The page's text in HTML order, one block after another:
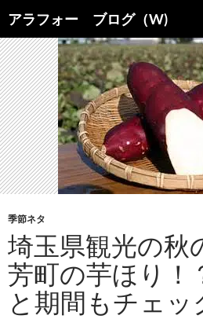
ン
テ
ン
ツ
へ
ス
キ
ッ
プ
アラフォー ブログ（W)
索
季節ネタ
埼玉県観光の秋
芳町の芋ほり！
と期間もチェッ